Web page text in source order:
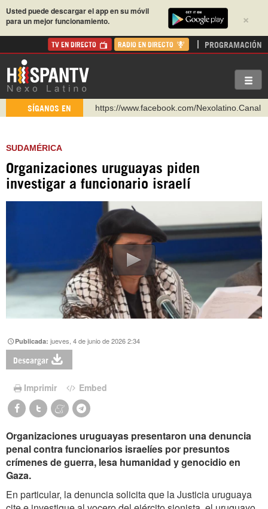
×
Usted puede descargar el app en su móvil
para un mejor funcionamiento.
TV EN DIRECTO RADIO EN DIRECTO PROGRAMACIÓN
SÍGANOS EN
https://www.facebook.com/Nexolatino.Canal
https://www.youtube.com/@nexo_latino
https://urmedium.com/c/hispantv
WhatsApp y Viber: +98 921 79 29 404
Instagram como: hispan_tv
SUDAMÉRICA
Organizaciones uruguayas piden
investigar a funcionario israelí
Publicada:jueves, 4 de junio de 2026 2:34
Descargar
Imprimir Embed
Organizaciones uruguayas presentaron una denuncia
penal contra funcionarios israelíes por presuntos
crímenes de guerra, lesa humanidad y genocidio en
Gaza.
En particular, la denuncia solicita que la Justicia uruguaya